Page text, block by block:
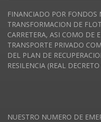
FINANCIADO POR FONDOS
TRANSFORMACION DE
CARRETERA, ASI COMO DE
TRANSPORTE PRIVADO
DEL PLAN DE
RESILENCIA (REAL
NUESTRO NUMERO DE